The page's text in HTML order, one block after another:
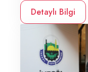
Detaylı Bilgi